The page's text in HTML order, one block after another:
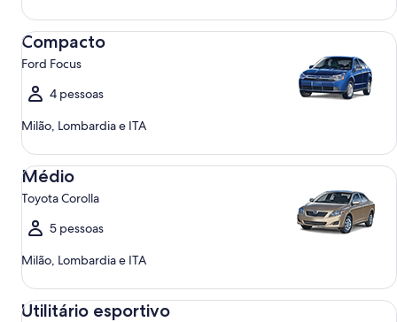
Compacto
Ford Focus
4 pessoas
Milão, Lombardia e ITA
Compacto Ford Focus
Médio
Toyota Corolla
5 pessoas
Milão, Lombardia e ITA
Médio Toyota Corolla
Utilitário esportivo
Utilitário esportivo Jeep Compass